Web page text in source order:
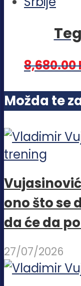
8,680.00
Možda te
ono što se
da će da
27/07/2026